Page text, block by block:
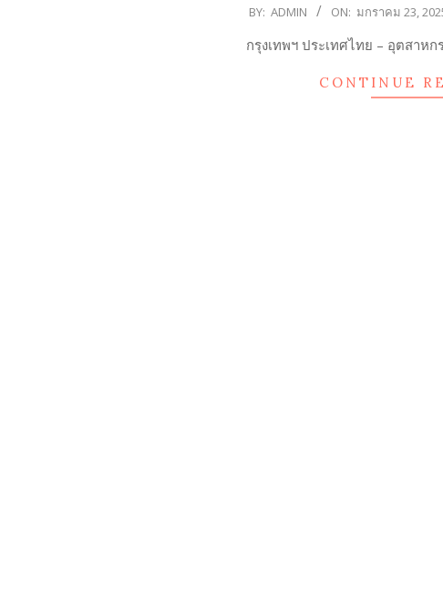
BY: ADMIN ON: มกราคม 23,
กรุงเทพฯ ประเทศไทย – อุตสาห
CONTINUE